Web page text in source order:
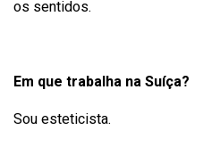
os sentidos.
Em que trabalha na Suíça?
Sou esteticista.